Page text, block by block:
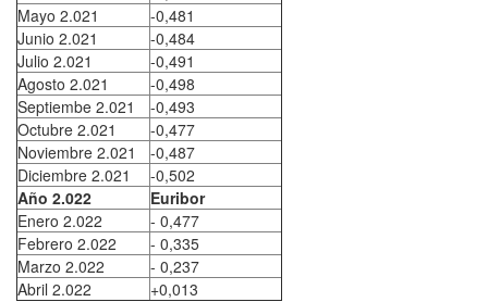
Mayo 2.021
-0,481
Junio 2.021
-0,484
Julio 2.021
-0,491
Agosto 2.021
-0,498
Septiembe 2.021
-0,493
Octubre 2.021
-0,477
Noviembre 2.021
-0,487
Diciembre 2.021
-0,502
Año 2.022
Euribor
Enero 2.022
- 0,477
Febrero 2.022
- 0,335
Marzo 2.022
- 0,237
Abril 2.022
+0,013